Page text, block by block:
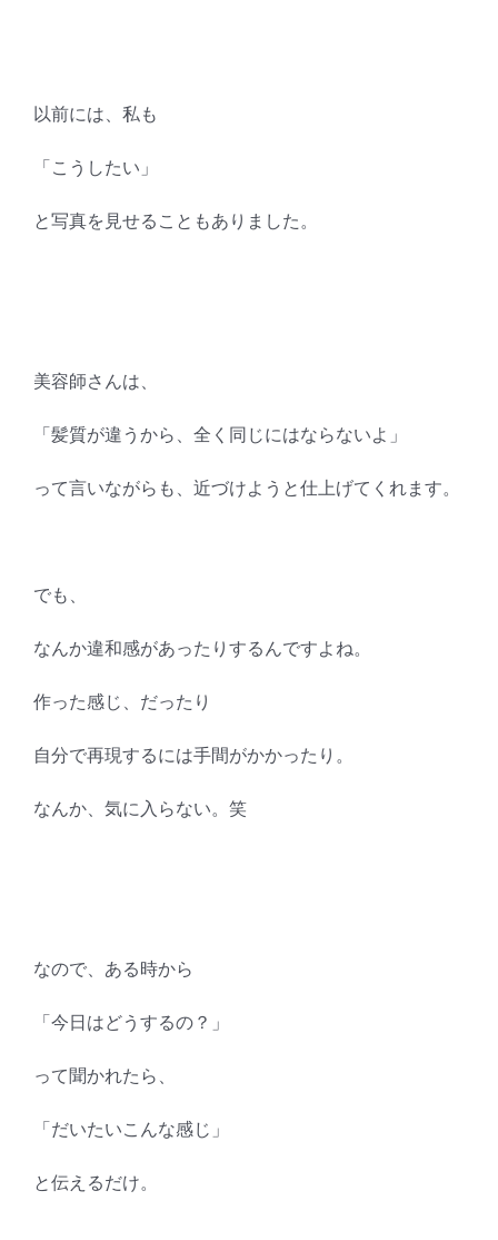
以前には、私も
「こうしたい」
と写真を見せることもありました。
美容師さんは、
「髪質が違うから、全く同じにはならないよ」
って言いながらも、近づけようと仕上げてくれます。
でも、
なんか違和感があったりするんですよね。
作った感じ、だったり
自分で再現するには手間がかかったり。
なんか、気に入らない。笑
なので、ある時から
「今日はどうするの？」
って聞かれたら、
「だいたいこんな感じ」
と伝えるだけ。